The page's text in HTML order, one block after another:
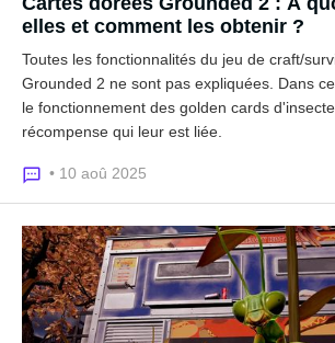
elles et comment les obtenir ?
Toutes les fonctionnalités du jeu de craft/
Grounded 2 ne sont pas expliquées. Dans
le fonctionnement des golden cards
récompense qui leur est liée.
• 10 aoû 2025